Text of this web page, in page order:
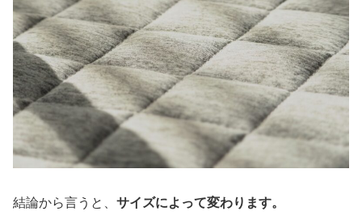
結論から言うと、 サイズによって変わります。